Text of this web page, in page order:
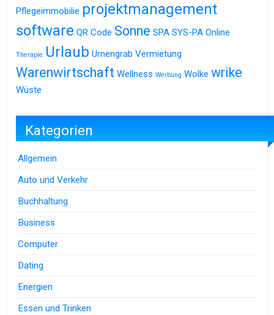
Pflegeimmobilie projektmanagement
software QR Code Sonne SPA SYS-PA Online
Therapie Urlaub Urnengrab Vermietung
Warenwirtschaft Wellness Werbung Wolke wrike
Wüste
Kategorien
Allgemein
Auto und Verkehr
Buchhaltung
Business
Computer
Dating
Energien
Essen und Trinken